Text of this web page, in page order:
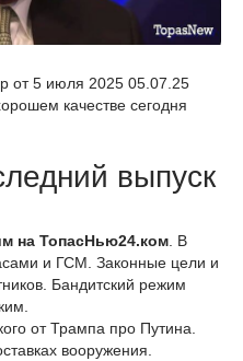
от 5 июля 2025 05.07.25
качестве сегодня
выпуск
на ТопасНью24.ком. В
и ГСМ. Законные цели и
Бандитский режим
от Трампа про Путина.
вооружения.